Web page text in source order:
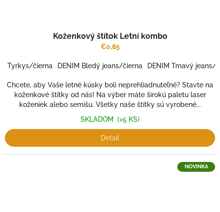
Koženkový štítok Letní kombo
€0,85
Tyrkys/čierna DENIM Bledý jeans/čierna DENIM Tmavý jeans/
Chcete, aby Vaše letné kúsky boli neprehliadnuteľné? Stavte na
koženkové štítky od nás! Na výber máte širokú paletu laser
koženiek alebo semišu. Všetky naše štítky sú vyrobené...
SKLADOM (>5 KS)
Detail
NOVINKA